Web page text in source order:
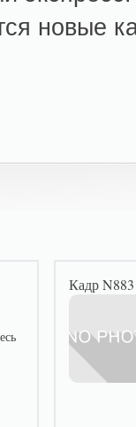
новые
Кадр N883